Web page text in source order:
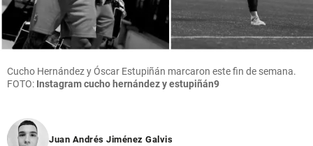
Cucho Hernández y Óscar Estupiñán marcaron este fin de semana.
FOTO: Instagram cucho hernández y estupiñán9
Juan Andrés Jiménez Galvis